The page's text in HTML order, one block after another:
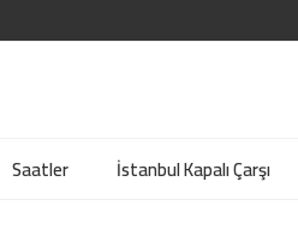
Saatler İstanbul Kapalı Çarşı